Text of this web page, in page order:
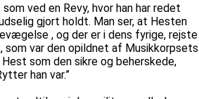
ved en Revy, hvor han har redet
gjort holdt. Man ser, at Hesten
, og der er i dens fyrige, rejste
som var den opildnet af Musikkorpsets
som den sikre og beherskede,
han var.”